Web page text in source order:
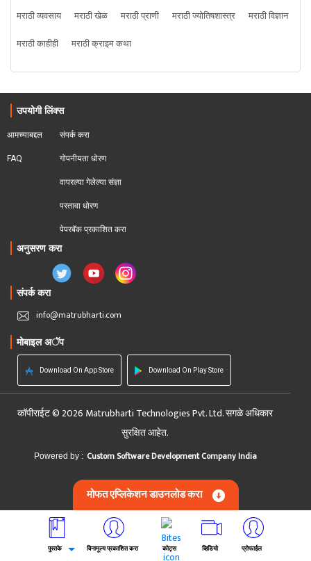
मराठी व्यवसाय
मराठी खेळ मराठी प्राणी मराठी ज्योतिषशास्त्र
मराठी विज्ञान
मराठी काहीही
मराठी क्राइम कथा
उपयोगी लिंक्स
आमच्याबद्दल
FAQ
संपर्क करा
गोपनीयता धोरण
वापरल्या गेलेल्या संज्ञा
परतावा धोरण
पेपरबॅक प्रकाशित करा
अनुसरण करा
संपर्क करा
info@matrubharti.com
मोबाइल अॅप
Download On App Store Download On Play Store
कॉपीराईट © 2026 Matrubharti Technologies Pvt. Ltd. सगळे अधिकार
सुरक्षित आहेत.
Powered by : Custom Software Development Company India
मोफत एप्लिकेशन डाउनलोड करा
पुस्तके विनामूल्य प्रकाशित करा कोट्स व्हिडियो प्रोफाईल